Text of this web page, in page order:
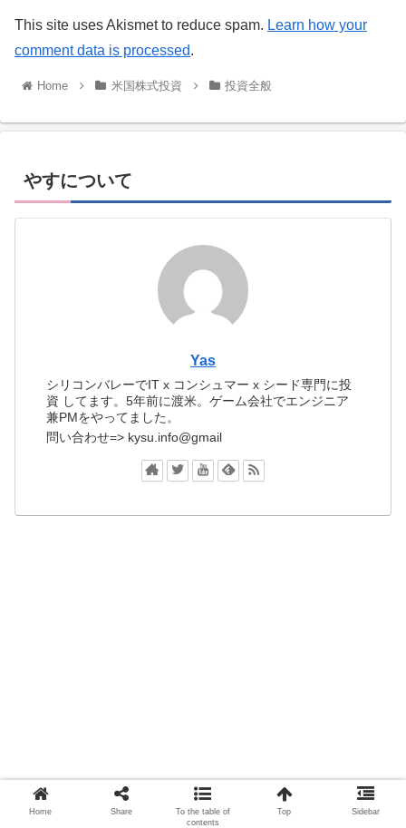
This site uses Akismet to reduce spam. Learn how your
comment data is processed.
Home 米国株式投資 投資全般
やすについて
Yas
シリコンバレーでIT x コンシュマー x シード専門に投
資 してます。5年前に渡米。ゲーム会社でエンジニア
兼PMをやってました。
問い合わせ=> kysu.info@gmail
応援よろしくお願いします！
Home Share
To the table of
contents
Top Sidebar